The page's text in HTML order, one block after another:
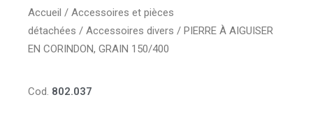
Accueil / Accessoires et pièces
détachées / Accessoires divers / PIERRE À AIGUISER
EN CORINDON, GRAIN 150/400
Cod. 802.037